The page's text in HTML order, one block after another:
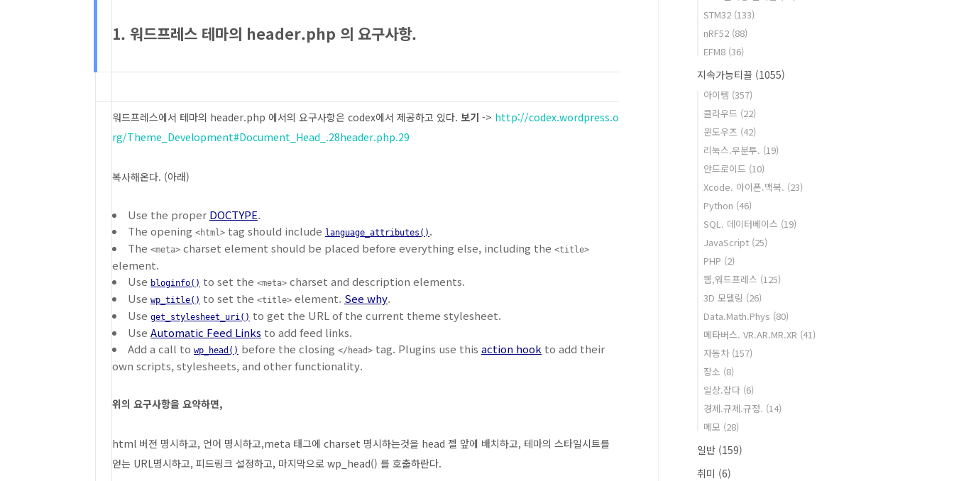
1. 워드프레스 테마의 header.php 의 요구사항.
워드프레스에서 테마의 header.php 에서의 요구사항은 codex에서 제공하고 있다. 보기 -> http://codex.wordpress.o
rg/Theme_Development#Document_Head_.28header.php.29
복사해온다. (아래)
Use the proper DOCTYPE.
The opening <html> tag should include language_attributes() .
The <meta> charset element should be placed before everything else, including the <title>
element.
Use bloginfo() to set the <meta> charset and description elements.
Use wp_title() to set the <title> element. See why.
Use get_stylesheet_uri() to get the URL of the current theme stylesheet.
Use Automatic Feed Links to add feed links.
Add a call to wp_head() before the closing </head> tag. Plugins use this action hook to add their
own scripts, stylesheets, and other functionality.
위의 요구사항을 요약하면,
html 버전 명시하고, 언어 명시하고,meta 태그에 charset 명시하는것을 head 젤 앞에 배치하고, 테마의 스타일시트를
얻는 URL명시하고, 피드링크 설정하고, 마지막으로 wp_head() 를 호출하란다.
STM32 (133)
nRF52 (88)
EFM8 (36)
지속가능티끌 (1055)
아이템 (357)
클라우드 (22)
윈도우즈 (42)
리눅스.우분투. (19)
안드로이드 (10)
Xcode. 아이폰.맥북. (23)
Python (46)
SQL. 데이터베이스 (19)
JavaScript (25)
PHP (2)
웹,워드프레스 (125)
3D 모델링 (26)
Data.Math.Phys (80)
메타버스. VR.AR.MR.XR (41)
자동차 (157)
장소 (8)
일상.잡다 (6)
경제.규제.규정. (14)
메모 (28)
일반 (159)
취미 (6)